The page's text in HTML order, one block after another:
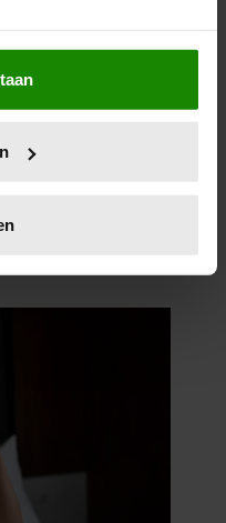
graag:
uw geografische
nauwkeurig kan zijn
(fingerprinting)
het
en advertenties te
social media te bieden
Ook delen we
site met onze
en analyse. Deze
met andere
of die ze hebben
van hun services. U